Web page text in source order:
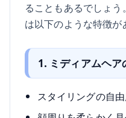
ることもあるでしょ
は以下のような特徴が
1. ミディアムヘア
スタイリングの自